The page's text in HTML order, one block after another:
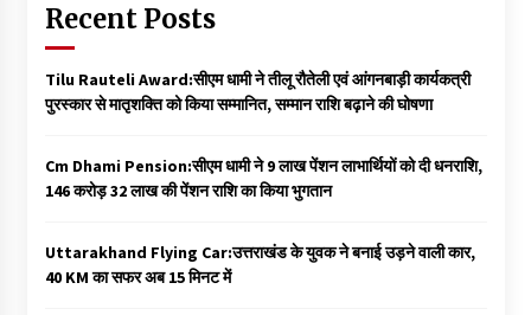
Recent Posts
Tilu Rauteli Award:सीएम धामी ने तीलू रौतेली एवं आंगनबाड़ी कार्यकत्री
पुरस्कार से मातृशक्ति को किया सम्मानित, सम्मान राशि बढ़ाने की घोषणा
Cm Dhami Pension:सीएम धामी ने 9 लाख पेंशन लाभार्थियों को दी धनराशि, ₹
146 करोड़ 32 लाख की पेंशन राशि का किया भुगतान
Uttarakhand Flying Car:उत्तराखंड के युवक ने बनाई उड़ने वाली कार,
40 KM का सफर अब 15 मिनट में